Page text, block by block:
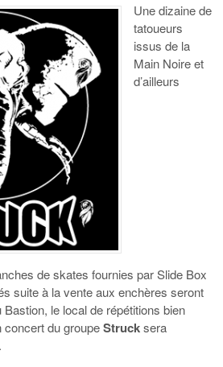
Une dizaine de
tatoueurs
issus de la
Main Noire et
d’ailleurs
de skates fournies par Slide Box
suite à la vente aux enchères seront
le local de répétitions bien
du groupeStrucksera